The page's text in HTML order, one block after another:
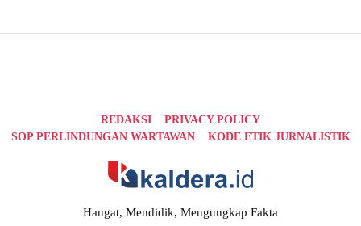
REDAKSI
PRIVACY POLICY
SOP PERLINDUNGAN WARTAWAN
KODE ETIK JURNALISTIK
Hangat, Mendidik, Mengungkap Fakta